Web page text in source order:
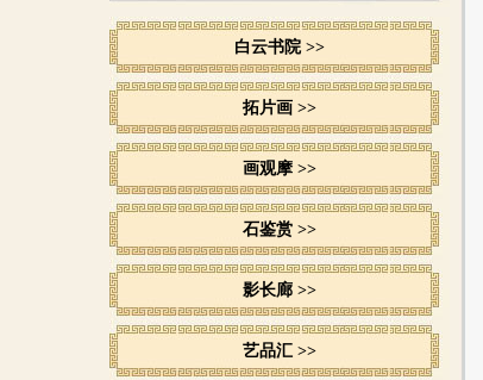
地址：肥城市文化路53号（白云山东门上行
100米）
白云书院 >>
拓片画 >>
画观摩 >>
石鉴赏 >>
影长廊 >>
艺品汇 >>